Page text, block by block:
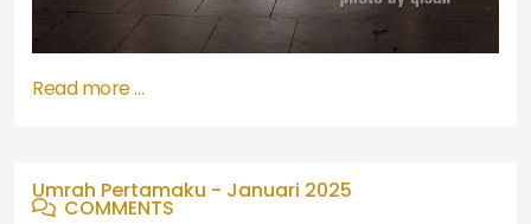
Read more …
Umrah Pertamaku - Januari 2025
COMMENTS